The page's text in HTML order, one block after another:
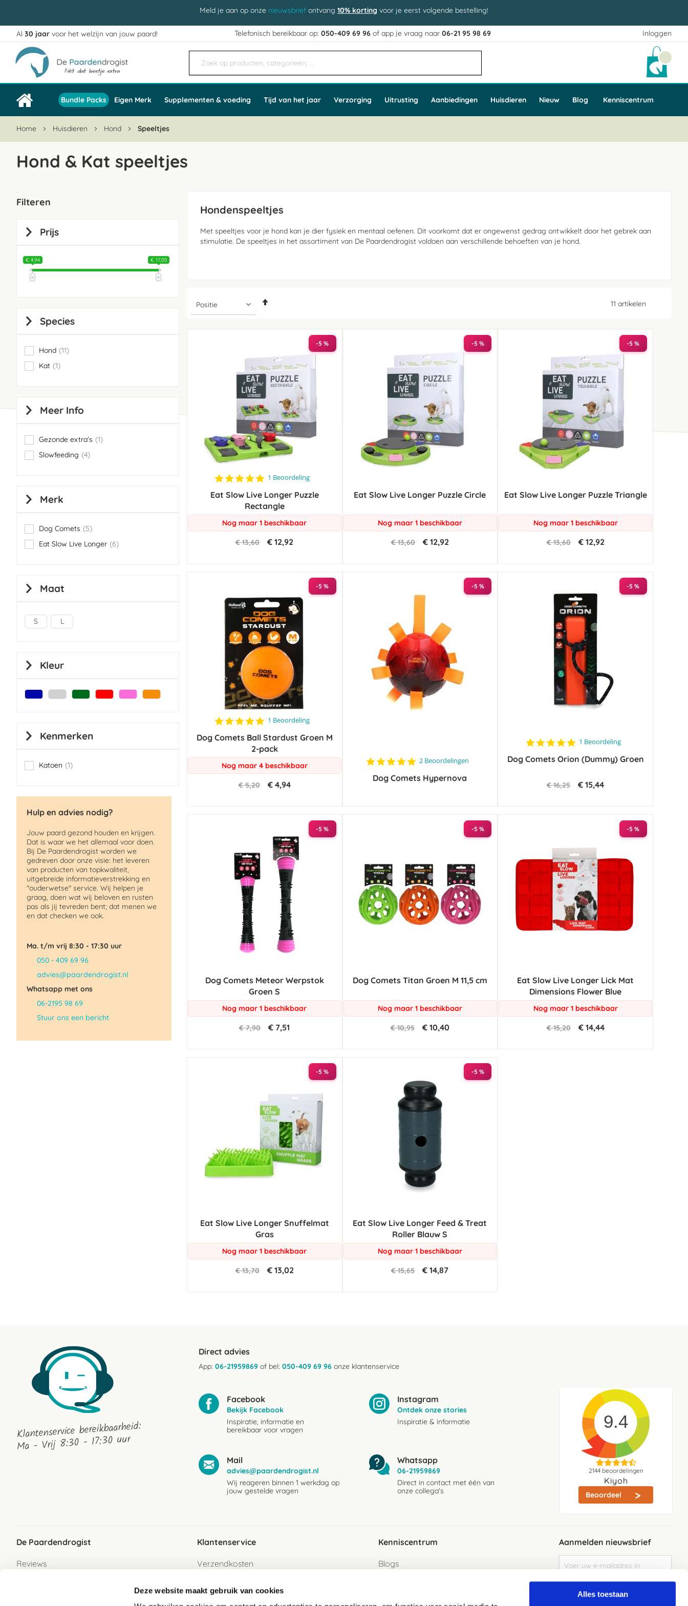
Deze website maakt gebruik van cookies
Alles toestaan
Meld je aan op onze nieuwsbrief ontvang 10% korting voor je eerst volgende bestelling!
Inloggen
Ga
naar
de
inhoud
Al 30 jaar voor het welzijn van jouw paard! Telefonisch bereikbaar op:050-409 69 96 of app je vraag naar06-21 95 98 69
Bundle Packs Eigen Merk Supplementen & voeding Tijd van het jaar Verzorging Uitrusting Aanbiedingen Huisdieren Nieuw Blog Kenniscentrum
Home Huisdieren Hond Speeltjes
Hond & Kat speeltjes
Hondenspeeltjes
Met speeltjes voor je hond kan je dier fysiek en mentaal oefenen. Dit voorkomt dat er ongewenst gedrag ontwikkelt door het gebrek aan
stimulatie. De speeltjes in het assortiment van De Paardendrogist voldoen aan verschillende behoeften van je hond.
11 artikelen
-5 %
5.0
rating
1 Beoordeling
Eat Slow Live Longer Puzzle
Rectangle
Nog maar 1 beschikbaar
€ 13,60 € 12,92
-5 %
Eat Slow Live Longer Puzzle Circle
Nog maar 1 beschikbaar
€ 13,60 € 12,92
-5 %
Eat Slow Live Longer Puzzle Triangle
Nog maar 1 beschikbaar
€ 13,60 € 12,92
-5 %
5.0
rating
1 Beoordeling
Dog Comets Ball Stardust Groen M
2-pack
Nog maar 4 beschikbaar
€ 5,20 € 4,94
-5 %
5.0
rating
2 Beoordelingen
Dog Comets Hypernova
-5 %
5.0
rating
1 Beoordeling
Dog Comets Orion (Dummy) Groen
€ 16,25 € 15,44
-5 %
Dog Comets Meteor Werpstok
Groen S
Nog maar 1 beschikbaar
€ 7,90 € 7,51
-5 %
Dog Comets Titan Groen M 11,5 cm
Nog maar 1 beschikbaar
€ 10,95 € 10,40
-5 %
Eat Slow Live Longer Lick Mat
Dimensions Flower Blue
Nog maar 1 beschikbaar
€ 15,20 € 14,44
-5 %
Eat Slow Live Longer Snuffelmat
Gras
Nog maar 1 beschikbaar
€ 13,70 € 13,02
-5 %
Eat Slow Live Longer Feed & Treat
Roller Blauw S
Nog maar 1 beschikbaar
€ 15,65 € 14,87
Filteren
Prijs
€ 4,94 € 17,05
Species
Hond 11
items
Kat 1
item
Meer Info
Gezonde extra's 1
item
Slowfeeding
4
items
Merk
Dog Comets 5
items
Eat Slow Live Longer
6
items
Maat
S L
Kleur
Kenmerken
Katoen 1
item
Hulp en advies nodig?
Jouw paard gezond houden en krijgen.
Dat is waar we het allemaal voor doen.
Bij De Paardendrogist worden we
gedreven door onze visie: het leveren
van producten van topkwaliteit,
uitgebreide informatieverstrekking en
"ouderwetse" service. Wij helpen je
graag, doen wat wij beloven en rusten
pas als jij tevreden bent; dat menen we
en dat checken we ook.
Ma. t/m vrij 8:30 - 17:30 uur
050 - 409 69 96
advies@paardendrogist.nl
Whatsapp met ons
06-2195 98 69
Stuur ons een bericht
Klantenservice bereikbaarheid:
Ma - Vrij 8:30 - 17:30 uur
Direct advies
App: 06-21959869 of bel: 050-409 69 96 onze klantenservice
Facebook
Bekijk Facebook
Inspiratie, informatie en
bereikbaar voor vragen
Instagram
Ontdek onze stories
Inspiratie & informatie
Mail
advies@paardendrogist.nl
Wij reageren binnen 1 werkdag op
jouw gestelde vragen
Whatsapp
06-21959869
Direct in contact met één van
onze collega's
9.4
2144beoordelingen
Kiyoh
Beoordeel
De Paardendrogist
Reviews
Klantenservice
Verzendkosten
Betaalwijzen
Kenniscentrum
Blogs
Aanmelden nieuwsbrief
u
op